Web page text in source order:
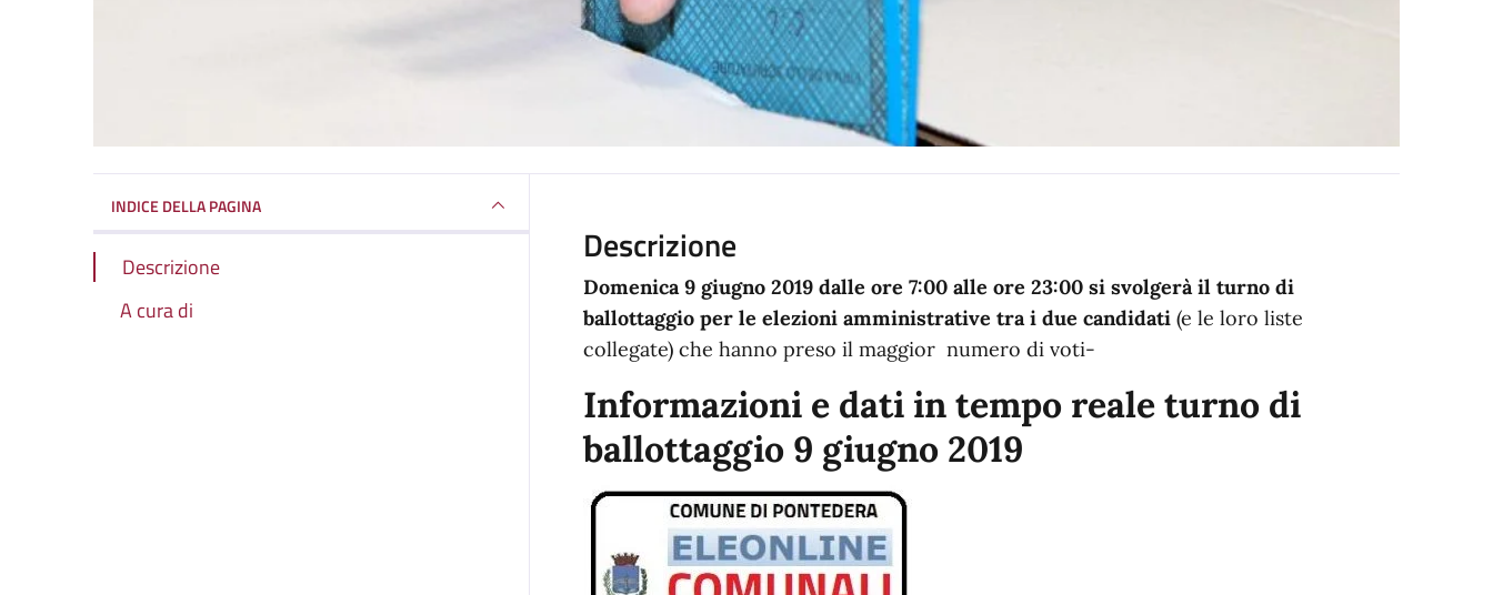
INDICE DELLA PAGINA
Descrizione
A cura di
Descrizione
Domenica 9 giugno 2019 dalle ore 7:00 alle ore 23:00 si svolgerà il turno di
ballottaggio per le elezioni amministrative tra i due candidati (e le loro liste
collegate) che hanno preso il maggior numero di voti-
Informazioni e dati in tempo reale turno di
ballottaggio 9 giugno 2019